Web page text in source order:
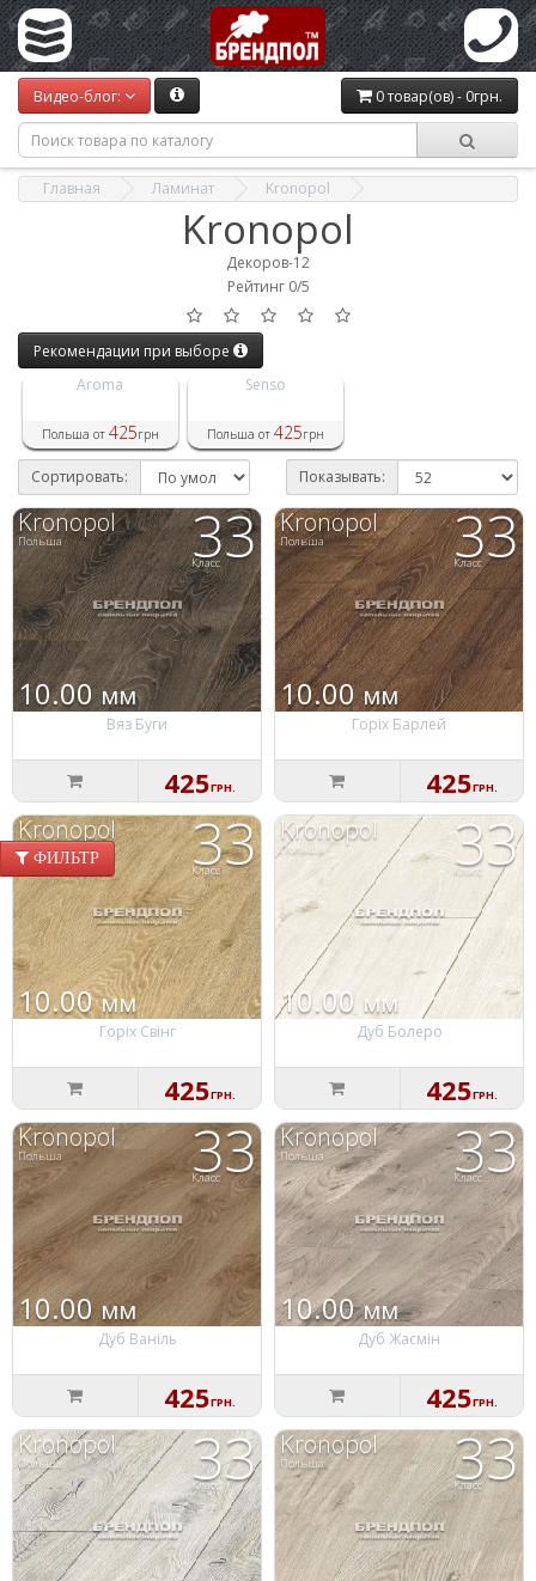
Видео-блог: 0 товар(ов) - 0грн.
Главная Ламинат Kronopol
Kronopol
Декоров-12
Рейтинг 0/5
Рекомендации при выборе
Aroma
Польша от 425грн
Senso
Польша от 425грн
Сортировать: Показывать:
Вяз Буги
33
Класс
Kronopol
Польша
10.00мм
425ГРН.
Горіх Барлей
33
Класс
Kronopol
Польша
10.00мм
425ГРН.
Горіх Свінг
33
Класс
Kronopol
Польша
10.00мм
425ГРН.
Дуб Болеро
33
Класс
Kronopol
Польша
10.00 мм
425ГРН.
Дуб Ваніль
33
Класс
Kronopol
Польша
10.00 мм
425ГРН.
Дуб Жасмін
33
Класс
Kronopol
Польша
10.00мм
425ГРН.
33
Класс
Kronopol
Польша 33
Класс
Kronopol
Польша
ФИЛЬТР